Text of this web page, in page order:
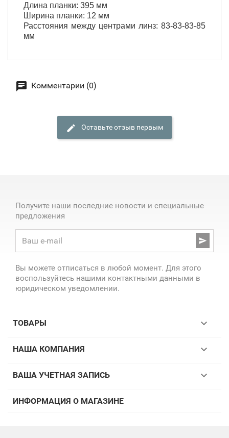
Длина планки: 395 мм
Ширина планки: 12 мм
Расстояния между центрами линз: 83-83-83-85
мм
Комментарии (0)
Оставьте отзыв первым
Получите наши последние новости и специальные
предложения

Вы можете отписаться в любой момент. Для этого
воспользуйтесь нашими контактными данными в
юридическом уведомлении.
ТОВАРЫ 
НАША КОМПАНИЯ 
ВАША УЧЕТНАЯ ЗАПИСЬ 
ИНФОРМАЦИЯ О МАГАЗИНЕ